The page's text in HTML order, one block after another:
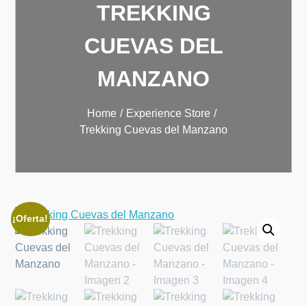
TREKKING
CUEVAS DEL
MANZANO
Home
Experience Store
Trekking Cuevas del Manzano
¡Oferta!